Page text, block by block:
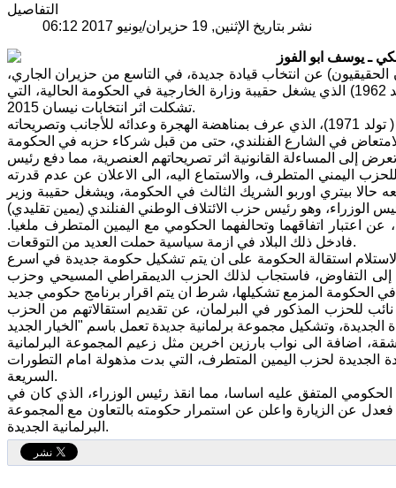
التفاصيل
نشر بتاريخ الإثنين, 19 حزيران/يونيو 2017 06:12
ـ يوسف ابو الفوز
الحقيقيون) عن انتخاب قيادة جديدة، في التاسع من حزيران الجاري،
حيث تنحى عن رئاسته، أبرز مؤسسي الحزب ورئيسه لعدة دورات، تيمو سويني (تولد 1962) الذي يشغل حقيبة وزارة الخارجية في الحكومة الحالية، التي
تشكلت اثر انتخابات نيسان 2015.
وفاز برئاسة الحزب القومي واليميني المتطرف وذو النزعات النازية، يوسي أهو هالا ( تولد 1971)، الذي عرف بمناهضة الهجرة وعدائه للأجانب وتصريحاته
إلى المساءلة القانونية اثر تصريحاتهم العنصرية، مما دفع رئيس
اليمني المتطرف، والاستماع اليه، الى الاعلان عن عدم قدرته
بيتري اوربو الشريك الثالث في الحكومة، ويشغل حقيبة وزير
اتفاقهما وتحالفهما الحكومي مع اليمين المتطرف ملغيا.
فادخل ذلك البلاد في ازمة سياسية حملت العديد من التوقعات.
استقالة الحكومة على ان يتم تشكيل حكومة جديدة في اسرع
التفاوض، فاستجاب لذلك الحزب الديمقراطي المسيحي وحزب
المفاجأة جاءت من داخل اليمين المتطرف ذاته، اذ اعلن 20 نائبا من أصل 35 نائب للحزب المذكور في البرلمان، عن تقديم استقالاتهم من الحزب
اضافة الى نواب بارزين اخرين مثل زعيم المجموعة البرلمانية
الجديدة لحزب اليمين المتطرف، التي بدت مذهولة امام التطورات
السريعة.
المتفق عليه اساسا، مما انقذ رئيس الوزراء، الذي كان في
عن الزيارة واعلن عن استمرار حكومته بالتعاون مع المجموعة
البرلمانية الجديدة.